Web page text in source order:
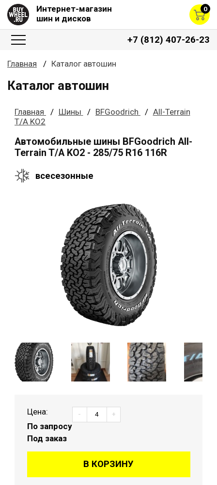
Интернет-магазин
шин и дисков
0
+7 (812) 407-26-23
Главная Каталог автошин
Каталог автошин
Главная Шины BFGoodrich
All-Terrain
T/A KO2
Автомобильные шины BFGoodrich All-
Terrain T/A KO2 - 285/75 R16 116R
всесезонные
Цена:
По запросу
Под заказ
- +
В КОРЗИНУ